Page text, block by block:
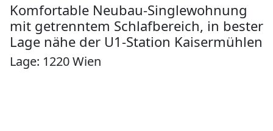
Komfortable Neubau-Singlewohnung
mit getrenntem Schlafbereich, in bester
Lage nähe der U1-Station Kaisermühlen
Lage: 1220 Wien